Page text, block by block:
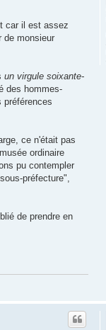
car il est assez
de monsieur
un virgule soixante-
des hommes-
préférences
ce n'était pas
ordinaire
pu contempler
préfecture",
de prendre en